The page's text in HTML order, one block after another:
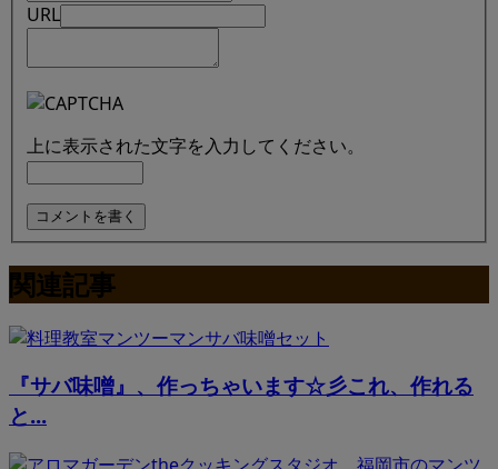
URL
上に表示された文字を入力してください。
関連記事
『サバ味噌』、作っちゃいます☆彡これ、作れる
と...